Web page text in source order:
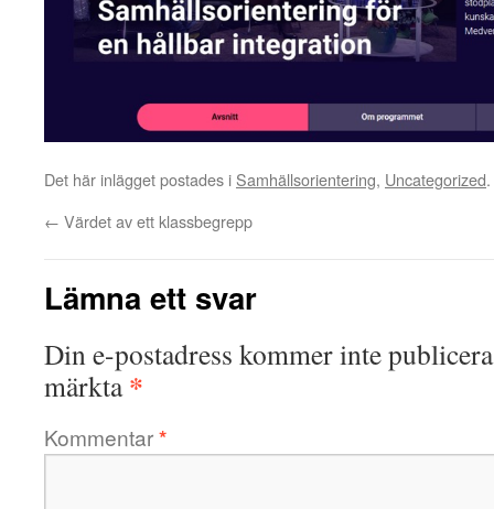
Det här inlägget postades i Samhällsorientering, Uncategorized
← Värdet av ett klassbegrepp
Lämna ett svar
Din e-postadress kommer inte
märkta*
Kommentar*